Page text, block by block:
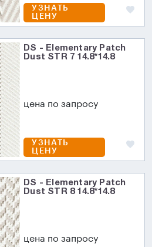
УЗНАТЬ
ЦЕНУ
DS - Elementary Patch
Dust STR 7 14.8*14.8
цена по запросу
УЗНАТЬ
ЦЕНУ
DS - Elementary Patch
Dust STR 8 14.8*14.8
цена по запросу